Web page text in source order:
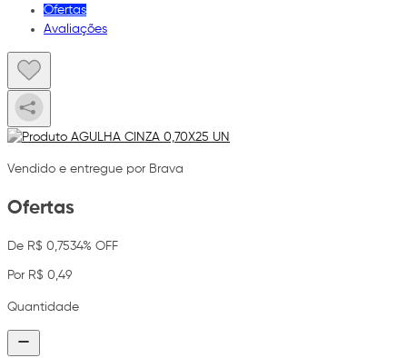
Ofertas
Avaliações
Vendido e entregue por Brava
Ofertas
De R$ 0,7534% OFF
Por R$ 0,49
Quantidade